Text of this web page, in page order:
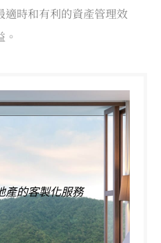
適時和有利的資產管理效
。
產的客製化服務